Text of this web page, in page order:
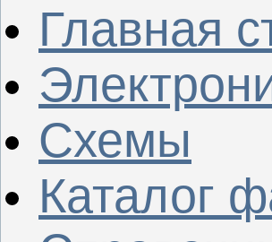
Главная
Схемы
Каталог